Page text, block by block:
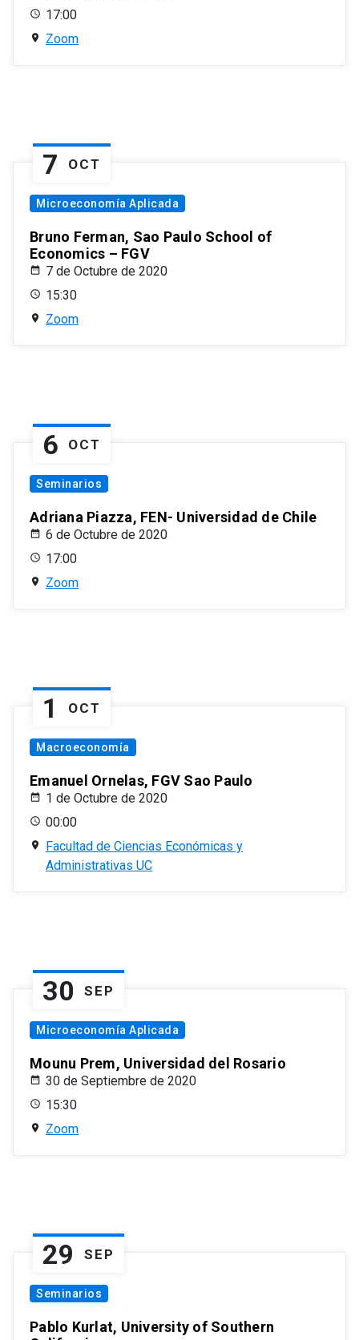
17:00
Zoom
7 OCT
Microeconomía Aplicada
Bruno Ferman, Sao Paulo School of
Economics – FGV
7 de Octubre de 2020
15:30
Zoom
6 OCT
Seminarios
Adriana Piazza, FEN- Universidad de Chile
6 de Octubre de 2020
17:00
Zoom
1 OCT
Macroeconomía
Emanuel Ornelas, FGV Sao Paulo
1 de Octubre de 2020
00:00
Facultad de Ciencias Económicas y
Administrativas UC
30 SEP
Microeconomía Aplicada
Mounu Prem, Universidad del Rosario
30 de Septiembre de 2020
15:30
Zoom
29 SEP
Seminarios
Pablo Kurlat, University of Southern